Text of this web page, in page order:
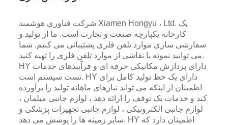
شرکت فناوری هوشمند Xiamen Hongyu ، Ltd. یک
کارخانه یکپارچه صنعت و تجارت است. ما از تولید و
سفارشی سازی موارد تلفن فلزی پشتیبانی می کنیم. شما
می توانید نمونه یا نقاشی از موارد تلفن فلزی را تهیه کنید.
HY دارای پردازش مکانیکی حرفه ای و فرآیندهای خدمات
تست سیستم است. HY دارای یک خط تولید کامل برای
اطمینان از اینکه می تواند نیازهای ماهانه تولید را برآورده
کند و خدمات یک توقف را ارائه دهد ، لوازم جانبی مبلمان ،
لوازم جانبی الکترونیکی ، لوازم جانبی تجهیزات پزشکی و
سایر زمینه ها را پوشش می دهد. HY اطمینان دارد که